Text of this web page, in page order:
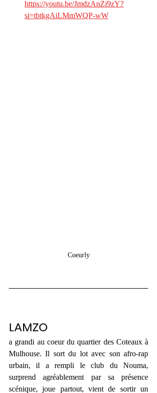
https://youtu.be/JmdzAnZi9zY?
si=tbtkgAiLMmWQP-wW
Coeurly
LAMZO
a grandi au coeur du quartier des Coteaux à
Mulhouse. Il sort du lot avec son afro-rap
urbain, il a rempli le club du Nouma,
surprend agréablement par sa présence
scénique, joue partout, vient de sortir un